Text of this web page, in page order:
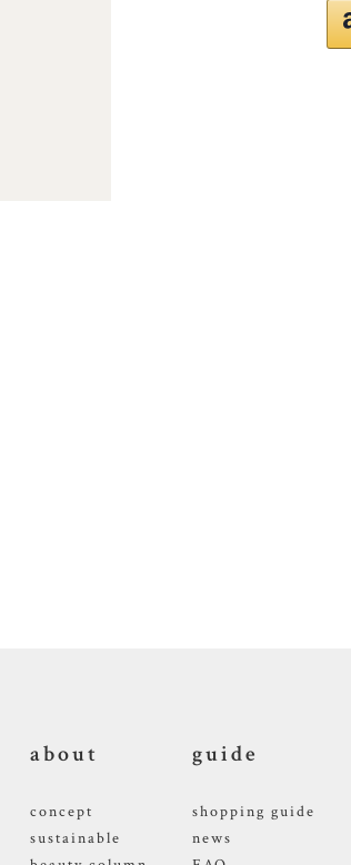
about
concept
sustainable
guide
shopping guide
news